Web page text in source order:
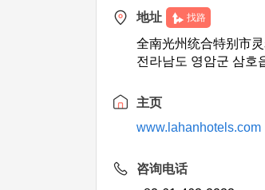
地址 找路
全南光州统合特别市
전라남도 영암군 삼호
主页
www.lahanhotels.com
咨询电话